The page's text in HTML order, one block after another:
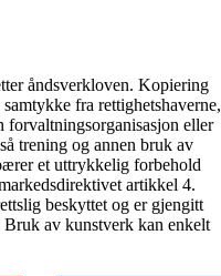
åndsverkloven. Kopiering
fra rettighetshaverne,
eller
trening og annen bruk av
et uttrykkelig forbehold
artikkel 4.
beskyttet og er gjengitt
av kunstverk kan enkelt